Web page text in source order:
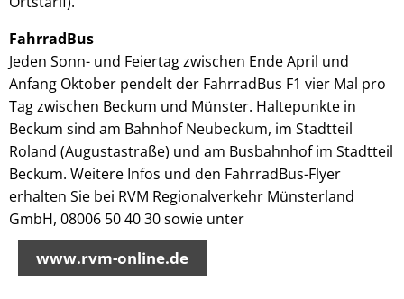
FahrradBus
Jeden Sonn- und Feiertag zwischen Ende April und
Anfang Oktober pendelt der FahrradBus F1 vier Mal pro
Tag zwischen Beckum und Münster. Haltepunkte in
Beckum sind am Bahnhof Neubeckum, im Stadtteil
Roland (Augustastraße) und am Busbahnhof im Stadtteil
Beckum. Weitere Infos und den FahrradBus-Flyer
erhalten Sie bei RVM Regionalverkehr Münsterland
GmbH, 08006 50 40 30 sowie unter
www.rvm-online.de